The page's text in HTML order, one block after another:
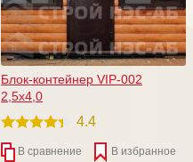
Блок-контейнер VIP-002
2,5х4,0
4.4
В сравнение В избранное